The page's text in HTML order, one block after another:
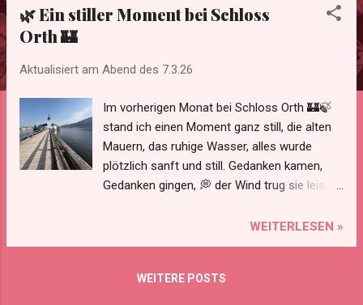
🌿 Ein stiller Moment bei Schloss
Orth 🏰
Aktualisiert am Abend des 7.3.26
Im vorherigen Monat bei Schloss Orth 🏰🍃
stand ich einen Moment ganz still, die alten
Mauern, das ruhige Wasser, alles wurde
plötzlich sanft und still. Gedanken kamen,
Gedanken gingen, 💭 der Wind trug sie leise
fühlte sich der Augenblick besonders an. ✨
Moment der Ruhe, der lange im Herzen
WEITERLESEN »
WEITERE POSTS